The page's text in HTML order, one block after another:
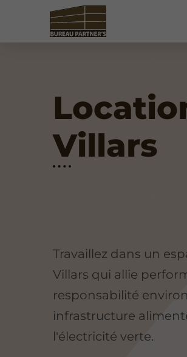
Villars
Travaillez dans un
Villars qui allie
responsabilité
infrastructure
l'électricité verte.